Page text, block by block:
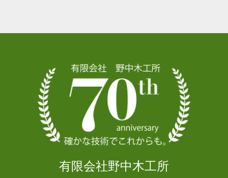
有限会社野中木工所